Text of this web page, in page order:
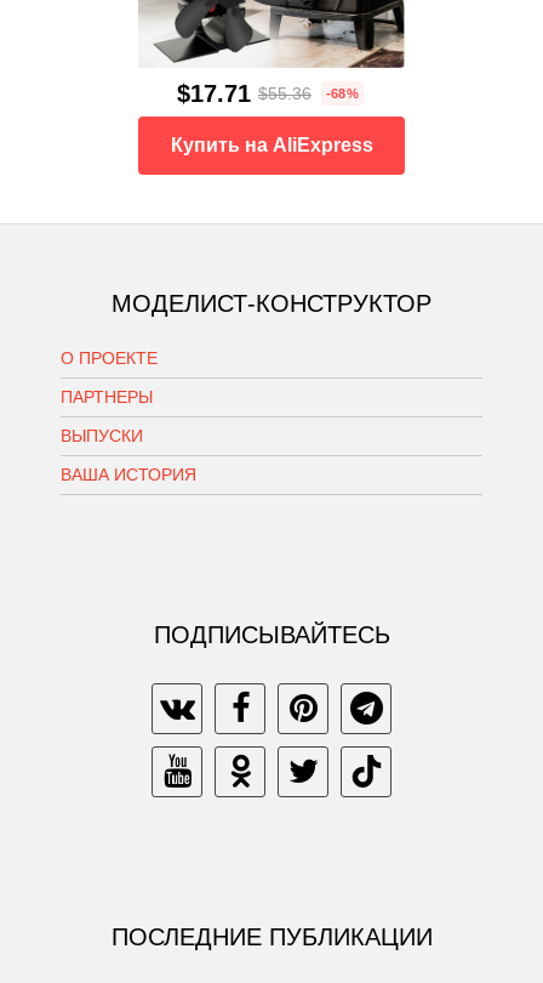
$17.71 $55.36 -68%
Купить на AliExpress
МОДЕЛИСТ-КОНСТРУКТОР
О ПРОЕКТЕ
ПАРТНЕРЫ
ВЫПУСКИ
ВАША ИСТОРИЯ
ПОДПИСЫВАЙТЕСЬ
ПОСЛЕДНИЕ ПУБЛИКАЦИИ